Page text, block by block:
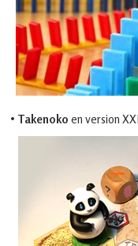
• Takenokoen version XXL